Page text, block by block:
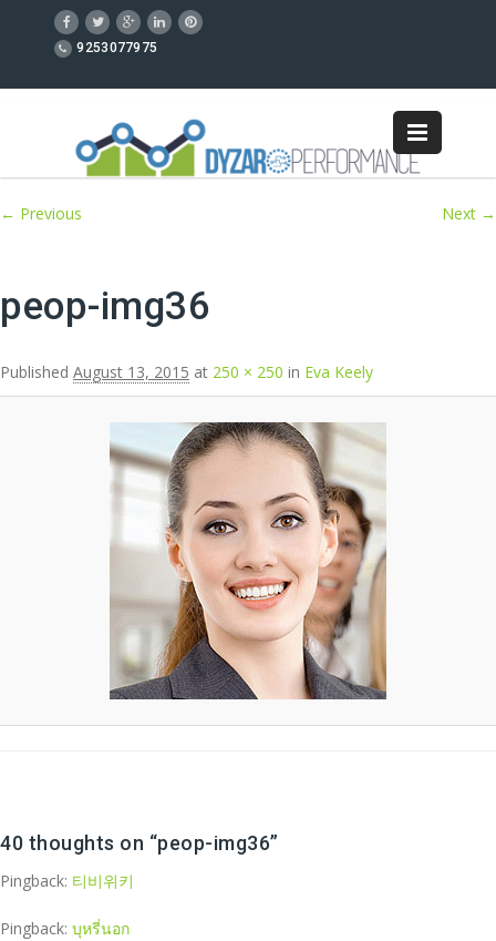
9253077975
Image navigation
← Previous Next →
peop-img36
Published August 13, 2015 at 250 × 250 in Eva Keely
40 thoughts on “peop-img36”
Pingback: 티비위키
Pingback: บุหรี่นอก